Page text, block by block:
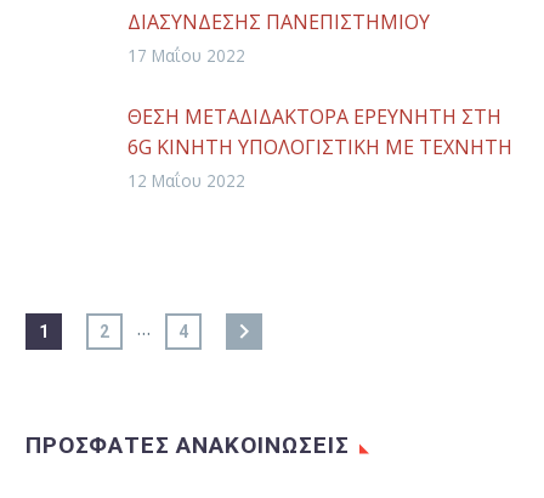
ΔΙΑΣΥΝΔΕΣΗΣ ΠΑΝΕΠΙΣΤΗΜΙΟΥ
ΘΕΣΣΑΛΙΑΣ
17 Μαΐου 2022
ΘΕΣΗ ΜΕΤΑΔΙΔΑΚΤΟΡΑ ΕΡΕΥΝΗΤΗ ΣΤΗ
6G ΚΙΝΗΤΗ ΥΠΟΛΟΓΙΣΤΙΚΗ ΜΕ ΤΕΧΝΗΤΗ
ΝΟΗΜΟΣΥΝΗ
12 Μαΐου 2022
1 2 … 4
ΠΡΟΣΦΑΤΕΣ ΑΝΑΚΟΙΝΩΣΕΙΣ